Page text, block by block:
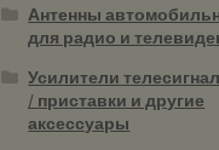
Антенны
для радио и
Усилители
/ приставки и другие
аксессуары